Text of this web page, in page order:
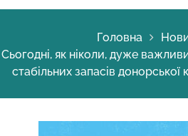
Головна
Сьогодні, як ніколи, дуже
стабільних запасів донорської